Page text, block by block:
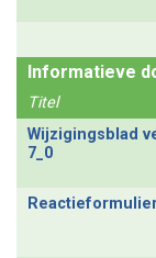
Informatieve
Titel
Wijzigingsblad
7_0